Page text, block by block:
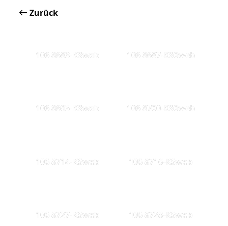
Zurück
106 8683-KSweb 106 8687-KS0web
106 8695-KSweb 106 8700-KS0web
106 8714-KSweb 106 8716-KSweb
106 8727-KSweb 106 8728-KSweb